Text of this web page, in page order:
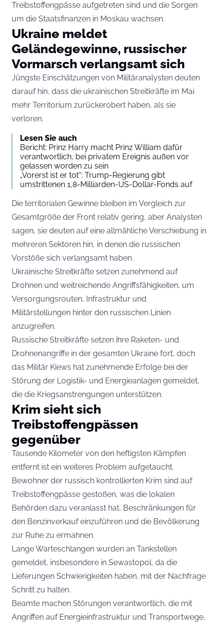
Treibstoffengpässe aufgetreten sind und die Sorgen
um die Staatsfinanzen in Moskau wachsen.
Ukraine meldet
Geländegewinne, russischer
Vormarsch verlangsamt sich
Jüngste Einschätzungen von Militäranalysten deuten
darauf hin, dass die ukrainischen Streitkräfte im Mai
mehr Territorium zurückerobert haben, als sie
verloren.
Lesen Sie auch
Bericht: Prinz Harry macht Prinz William dafür
verantwortlich, bei privatem Ereignis außen vor
gelassen worden zu sein
„Vorerst ist er tot“: Trump-Regierung gibt
umstrittenen 1,8-Milliarden-US-Dollar-Fonds auf
Die territorialen Gewinne bleiben im Vergleich zur
Gesamtgröße der Front relativ gering, aber Analysten
sagen, sie deuten auf eine allmähliche Verschiebung in
mehreren Sektoren hin, in denen die russischen
Vorstöße sich verlangsamt haben.
Ukrainische Streitkräfte setzen zunehmend auf
Drohnen und weitreichende Angriffsfähigkeiten, um
Versorgungsrouten, Infrastruktur und
Militärstellungen hinter den russischen Linien
anzugreifen.
Russische Streitkräfte setzen ihre Raketen- und
Drohnenangriffe in der gesamten Ukraine fort, doch
das Militär Kiews hat zunehmende Erfolge bei der
Störung der Logistik- und Energieanlagen gemeldet,
die die Kriegsanstrengungen unterstützen.
Krim sieht sich
Treibstoffengpässen
gegenüber
Tausende Kilometer von den heftigsten Kämpfen
entfernt ist ein weiteres Problem aufgetaucht.
Bewohner der russisch kontrollierten Krim sind auf
Treibstoffengpässe gestoßen, was die lokalen
Behörden dazu veranlasst hat, Beschränkungen für
den Benzinverkauf einzuführen und die Bevölkerung
zur Ruhe zu ermahnen.
Lange Warteschlangen wurden an Tankstellen
gemeldet, insbesondere in Sewastopol, da die
Lieferungen Schwierigkeiten haben, mit der Nachfrage
Schritt zu halten.
Beamte machen Störungen verantwortlich, die mit
Angriffen auf Energieinfrastruktur und Transportwege,